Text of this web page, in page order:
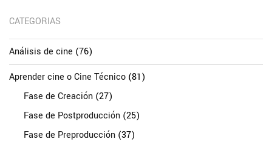
CATEGORIAS
Análisis de cine (76)
Aprender cine o Cine Técnico (81)
Fase de Creación (27)
Fase de Postproducción (25)
Fase de Preproducción (37)